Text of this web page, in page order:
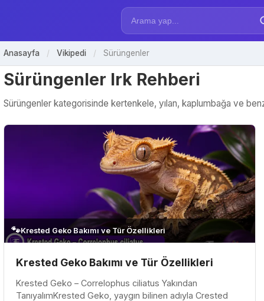
Anasayfa / Vikipedi / Sürüngenler
Sürüngenler Irk Rehberi
Sürüngenler kategorisinde kertenkele, yılan, kaplumbağa ve
🐾Krested Geko Bakımı ve Tür Özellikleri
Krested Geko Bakımı ve Tür Özellikleri
Krested Geko – Correlophus ciliatus Yakından
TanıyalımKrested Geko, yaygın bilinen adıyla Crested